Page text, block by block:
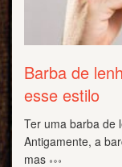
Barba de
esse estilo
Ter uma barba de
Antigamente, a
mas